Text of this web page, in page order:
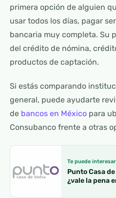
primera opción de alguien
usar todos los días, pagar
bancaria muy completa. Su
del crédito de nómina,
productos de captación.
Si estás comparando
general, puede ayudarte
de bancos en México para
Consubanco frente a otras
Te puede
Punto Casa
¿vale la pena